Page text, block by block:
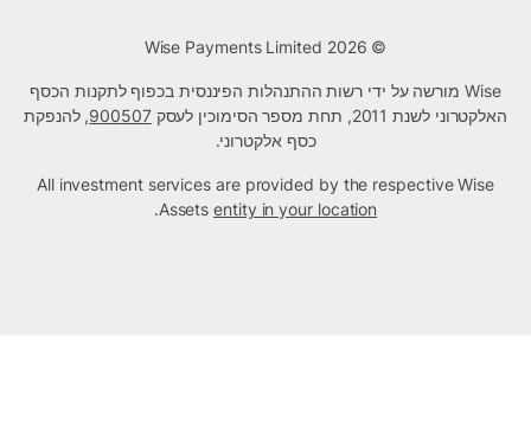
Wise מורשה על ידי רשות ההתנהלות הפיננסית בכפוף לתקנות הכסף
האלקטרוני לשנת 2011, תחת מספר הסימוכין לעסק
900507, להנפקת
כסף אלקטרוני.
All investment services are provided by the respective Wise
Assetsentity in your location
.